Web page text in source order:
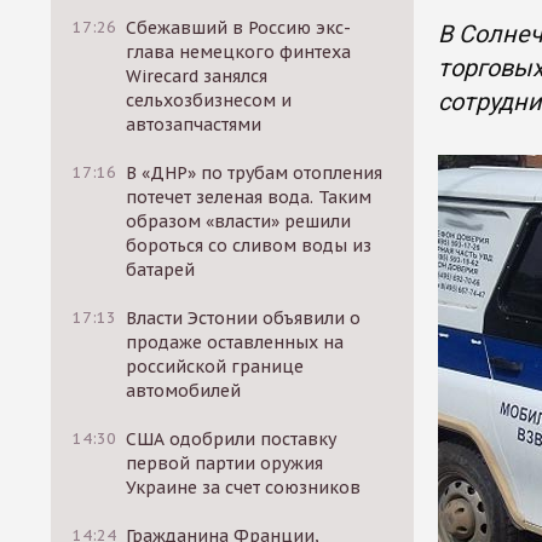
17:26 Сбежавший в Россию экс-
глава немецкого финтеха
Wirecard занялся
сельхозбизнесом и
автозапчастями
17:16 В «ДНР» по трубам отопления
потечет зеленая вода. Таким
образом «власти» решили
бороться со сливом воды из
батарей
17:13
Власти Эстонии объявили о
продаже оставленных на
российской границе
автомобилей
14:30 США одобрили поставку
первой партии оружия
Украине за счет союзников
14:24 Гражданина Франции,
В